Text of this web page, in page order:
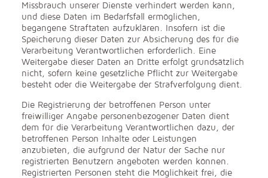
Missbrauch unserer Dienste verhindert werden kann,
und diese Daten im Bedarfsfall ermöglichen,
begangene Straftaten aufzuklären. Insofern ist die
Speicherung dieser Daten zur Absicherung des für die
Verarbeitung Verantwortlichen erforderlich. Eine
Weitergabe dieser Daten an Dritte erfolgt grundsätzlich
nicht, sofern keine gesetzliche Pflicht zur Weitergabe
besteht oder die Weitergabe der Strafverfolgung dient.
Die Registrierung der betroffenen Person unter
freiwilliger Angabe personenbezogener Daten dient
dem für die Verarbeitung Verantwortlichen dazu, der
betroffenen Person Inhalte oder Leistungen
anzubieten, die aufgrund der Natur der Sache nur
registrierten Benutzern angeboten werden können.
Registrierten Personen steht die Möglichkeit frei, die